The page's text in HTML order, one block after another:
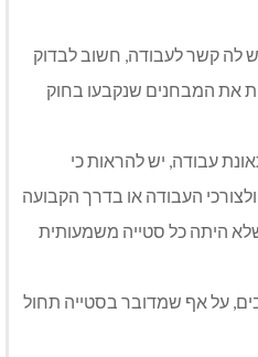
לה קשר לעבודה, חשוב לבדוק
את המבחנים שנקבעו בחוק
עבודה, יש להראות כי
העבודה או בדרך הקבועה
היתה כל סטייה משמעותית
על אף שמדובר בסטייה תחול